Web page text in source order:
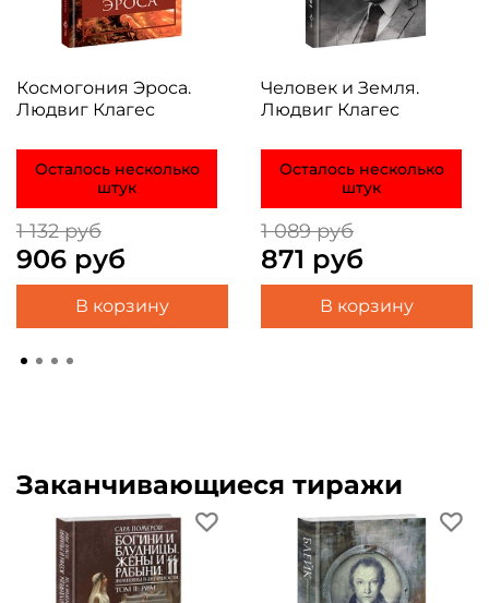
Космогония Эроса.
Людвиг Клагес
Осталось несколько
штук
1 132 руб
906 руб
В корзину
Человек и Земля.
Людвиг Клагес
Осталось несколько
штук
1 089 руб
871 руб
В корзину
Заканчивающиеся тиражи